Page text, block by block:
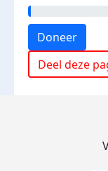
Doneer
Deel deze